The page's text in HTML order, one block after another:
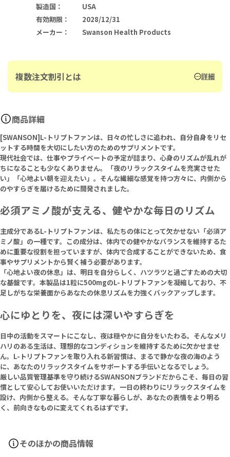
製造国 ：
USA
有効期限 ：
2028/12/31
メーカー ： Swanson Health Products
複数注文割引とは 詳細
商品詳細
[SWANSON]L-トリプトファンは、日々の忙しさに追われ、自分自身をリセ
ットする時間を大切にしたい方のためのサプリメントです。
現代社会では、仕事やプライベートの予定が詰まり、心身のリズムが乱れが
ちになることも少なくありません。「夜のリラックスタイムを充実させた
い」「心地よい朝を迎えたい」。そんな繊細な感覚を持つ方々に、内側から
のやすらぎを届けるために開発されました。
必須アミノ酸が支える、健やかな毎日のリズム
主成分であるL-トリプトファンは、私たちの体にとって欠かせない「必須ア
ミノ酸」の一種です。この成分は、体内での健やかなバランスを維持するた
めに重要な役割を担っていますが、体内で合成することができないため、食
事やサプリメントから賢く補う必要があります。
「心地よい夜の休息」は、明日を自分らしく、ハツラツと過ごすための大切
な基盤です。本製品は1粒に500mgのL-トリプトファンを凝縮しており、不
足しがちな栄養面からあなたの休息リズムを力強くバックアップします。
心にゆとりを、夜には深いやすらぎを
日中の活動をスマートにこなし、夜は穏やかに自分をいたわる。そんなメリ
ハリのある生活は、理想的なコンディションを維持するために欠かせませ
ん。L-トリプトファンを取り入れる新習慣は、まるで静かな夜の海のよう
に、あなたのリラックスタイムをサポートする手伝いとなるでしょう。
厳しい品質管理基準を守り続けるSWANSONブランドだからこそ、毎日の習
慣として安心してお使いいただけます。一日の終わりにリラックスタイムを
設け、内側から整える。そんな丁寧な暮らしが、あなたの表情をより明る
く、前向きなものに変えてくれるはずです。
そのほかの商品情報